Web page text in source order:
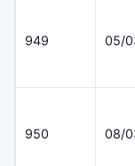
949 05/
950 08/